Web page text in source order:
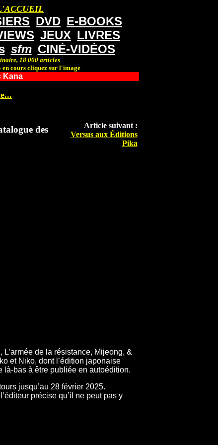
DVD E-BOOKS
JEUX LIVRES
sfm CINÉ-VIDÉOS
18 000 articles
cours cliquez sur l'image
Kana
des
Article suivant :
Versus aux Éditions
Pika
de la résistance, Mijeong, &
et Niko, dont l’édition japonaise
là-bas à être publiée en autoédition.
jusqu’au 28 février 2025.
précise qu’il ne peut pas y